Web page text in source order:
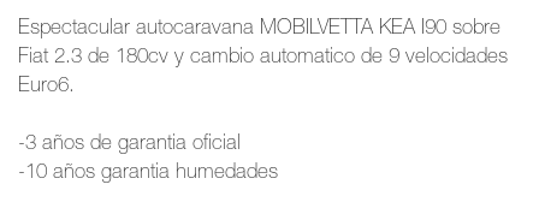
Espectacular autocaravana MOBILVETTA KEA I90 sobre
Fiat 2.3 de 180cv y cambio automatico de 9 velocidades
Euro6.
-3 años de garantia oficial
-10 años garantia humedades